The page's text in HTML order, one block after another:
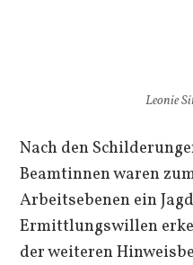
Leonie
Nach den
Beamtinnen waren
Arbeitsebenen ein
Ermittlungswillen
der weiteren